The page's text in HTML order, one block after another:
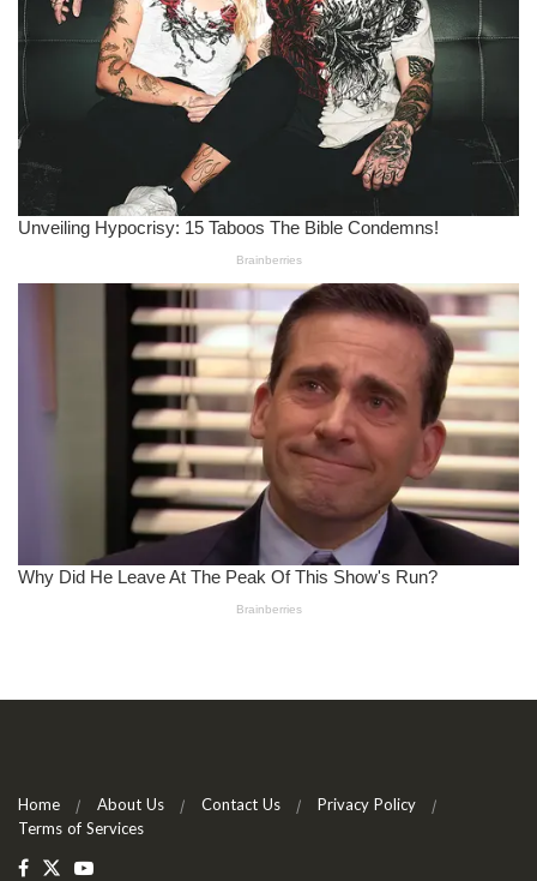
Home About Us Contact Us
Privacy Policy
Terms of Services